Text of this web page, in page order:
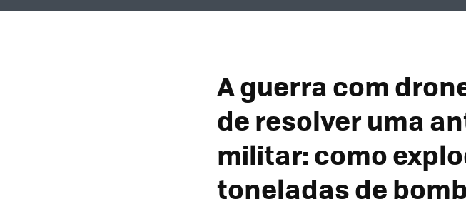
A guerra com
de resolver uma
militar: como
toneladas de